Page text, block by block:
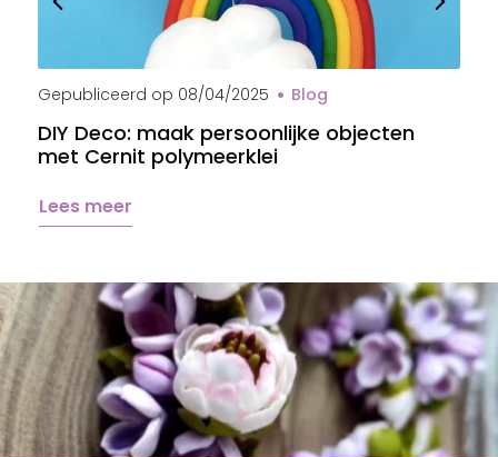
Gepubliceerd op 08/04/2025 Blog
DIY Deco: maak persoonlijke objecten
met Cernit polymeerklei
Lees meer